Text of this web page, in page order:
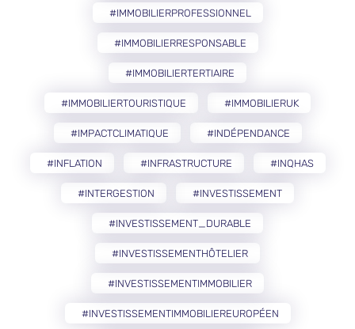
#IMMOBILIERPROFESSIONNEL
#IMMOBILIERRESPONSABLE
#IMMOBILIERTERTIAIRE
#IMMOBILIERTOURISTIQUE #IMMOBILIERUK
#IMPACTCLIMATIQUE #INDÉPENDANCE
#INFLATION #INFRASTRUCTURE #INQHAS
#INTERGESTION #INVESTISSEMENT
#INVESTISSEMENT_DURABLE
#INVESTISSEMENTHÔTELIER
#INVESTISSEMENTIMMOBILIER
#INVESTISSEMENTIMMOBILIEREUROPÉEN